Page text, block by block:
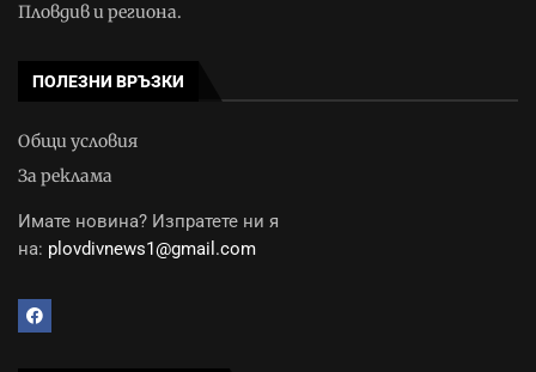
Пловдив и региона.
ПОЛЕЗНИ ВРЪЗКИ
Общи условия
За реклама
Имате новина? Изпратете ни я
на: plovdivnews1@gmail.com